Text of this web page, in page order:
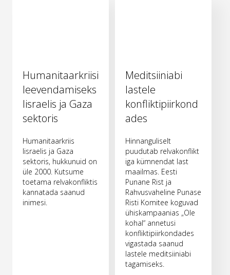
Humanitaarkriisi
leevendamiseks
Iisraelis ja Gaza
sektoris
Humanitaarkriis
Iisraelis ja Gaza
sektoris, hukkunuid on
üle 2000. Kutsume
toetama relvakonfliktis
kannatada saanud
inimesi.
Meditsiiniabi
lastele
konfliktipiirkond
ades
Hinnanguliselt
puudutab relvakonflikt
iga kümnendat last
maailmas. Eesti
Punane Rist ja
Rahvusvaheline Punase
Risti Komitee koguvad
ühiskampaanias „Ole
kohal“ annetusi
konfliktipiirkondades
vigastada saanud
lastele meditsiiniabi
tagamiseks.